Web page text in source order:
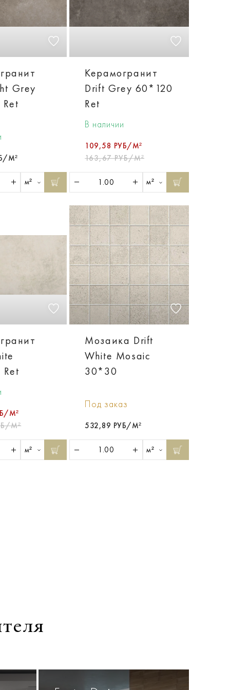
Grey
М²
м²
Керамогранит
Drift Grey 60*120
Ret
В наличии
109,58 РУБ/М²
163,67 РУБ/М²
м²
М²
М²
м²
Мозаика Drift
White Mosaic
30*30
Под заказ
532,89 РУБ/М²
м²